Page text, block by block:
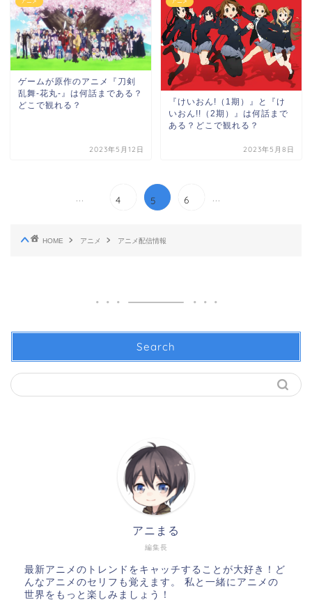
ゲームが原作のアニメ『刀剣
乱舞-花丸-』は何話まである？
どこで観れる？
2023年5月12日
『けいおん!（1期）』と『け
いおん!!（2期）』は何話まで
ある？どこで観れる？
2023年5月8日
... 4 5 6 ...
HOME アニメ アニメ配信情報
Search
編集長
アニまる
最新アニメのトレンドをキャッチすることが大好き！ど
んなアニメのセリフも覚えます。 私と一緒にアニメの
世界をもっと楽しみましょう！